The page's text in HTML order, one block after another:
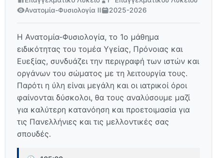
Ανατομία-Φυσιολογία ΙΙ
2025-2026
Η Ανατομία-Φυσιολογία, το 1ο μάθημα
ειδικότητας του τομέα Υγείας, Πρόνοιας και
Ευεξίας, συνδυάζει την περιγραφή των ιστών και
οργάνων του σώματος με τη λειτουργία τους.
Παρότι η ύλη είναι μεγάλη και οι ιατρικοί όροι
φαίνονται δύσκολοι, θα τους αναλύσουμε μαζί
για καλύτερη κατανόηση και προετοιμασία για
τις Πανελλήνιες και τις μελλοντικές σας
σπουδές.